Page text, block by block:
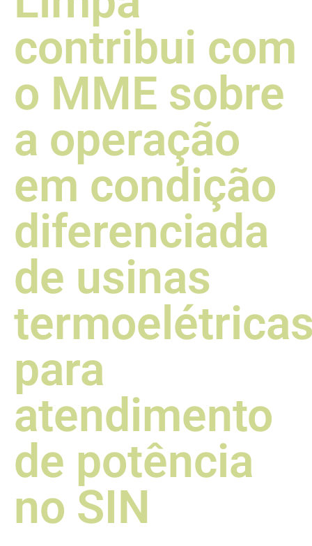
contribui com
o MME sobre
a operação
em condição
diferenciada
de usinas
para
atendimento
de potência
no SIN